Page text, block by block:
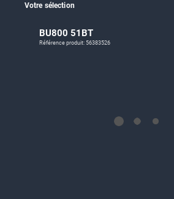
Votre sélection
BU800 51BT
Référence produit: 56383526